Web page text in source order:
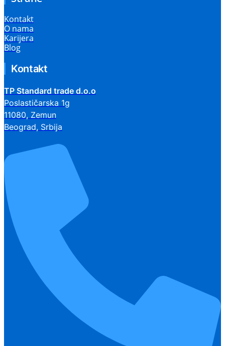
Kontakt
O nama
Karijera
Blog
Kontakt
TP Standard trade d.o.o
Poslastičarska 1g
11080, Zemun
Beograd, Srbija